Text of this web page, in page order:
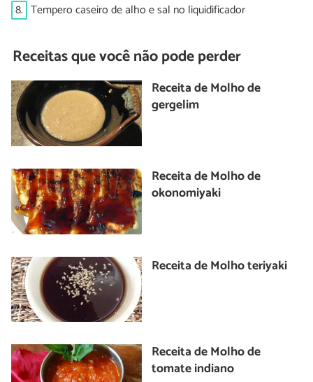
8. Tempero caseiro de alho e sal no liquidificador
Receitas que você não pode perder
Receita de Molho de
gergelim
Receita de Molho de
okonomiyaki
Receita de Molho teriyaki
Receita de Molho de
tomate indiano